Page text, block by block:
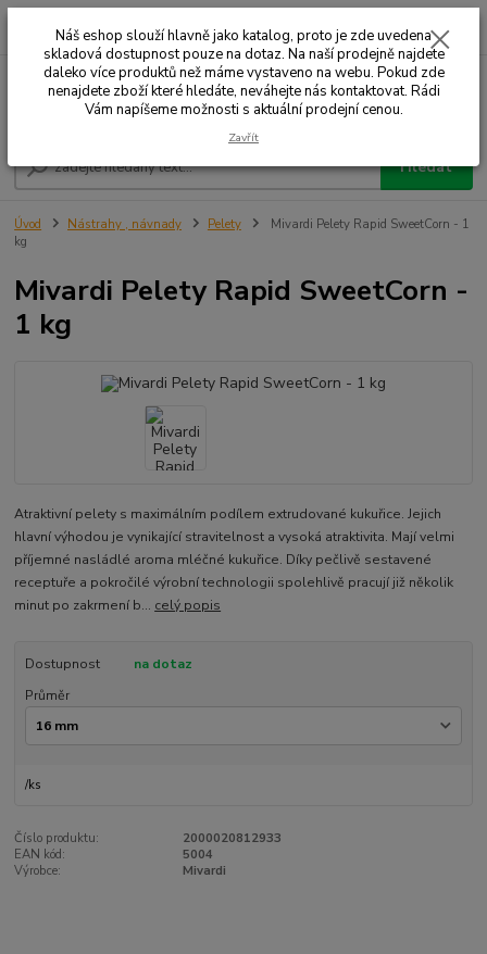
Menu
Hledat
+420 732 707 573 za
Úvod Nástrahy , návnady Pelety
Mivardi Pelety Rapid SweetCorn - 1
kg
Mivardi Pelety Rapid SweetCorn -
1 kg
Atraktivní pelety s maximálním podílem extrudované kukuřice. Jejich
hlavní výhodou je vynikající stravitelnost a vysoká atraktivita. Mají velmi
příjemné nasládlé aroma mléčné kukuřice. Díky pečlivě sestavené
receptuře a pokročilé výrobní technologii spolehlivě pracují již několik
minut po zakrmení b... celý popis
Dostupnost
na dotaz
Průměr
/ks
Číslo produktu:
2000020812933
EAN kód:
5004
Výrobce:
Mivardi
Náš eshop slouží hlavně jako katalog, proto je zde uvedena
skladová dostupnost pouze na dotaz. Na naší prodejně najdete
daleko více produktů než máme vystaveno na webu. Pokud zde
nenajdete zboží které hledáte, neváhejte nás kontaktovat. Rádi
Vám napíšeme možnosti s aktuální prodejní cenou.
Zavřít